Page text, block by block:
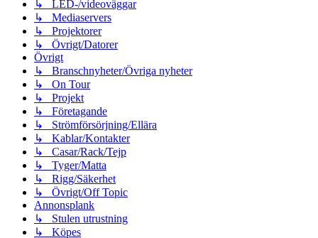
↳ LED-/videoväggar
↳ Mediaservers
↳ Projektorer
↳ Övrigt/Datorer
Övrigt
↳ Branschnyheter/Övriga nyheter
↳ On Tour
↳ Projekt
↳ Företagande
↳ Strömförsörjning/Ellära
↳ Kablar/Kontakter
↳ Casar/Rack/Tejp
↳ Tyger/Matta
↳ Rigg/Säkerhet
↳ Övrigt/Off Topic
Annonsplank
↳ Stulen utrustning
↳ Köpes